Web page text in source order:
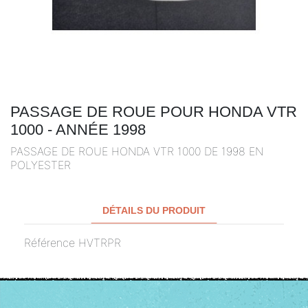
PASSAGE DE ROUE POUR HONDA VTR
1000 - ANNÉE 1998
PASSAGE DE ROUE HONDA VTR 1000 DE 1998 EN
POLYESTER
DÉTAILS DU PRODUIT
Référence HVTRPR